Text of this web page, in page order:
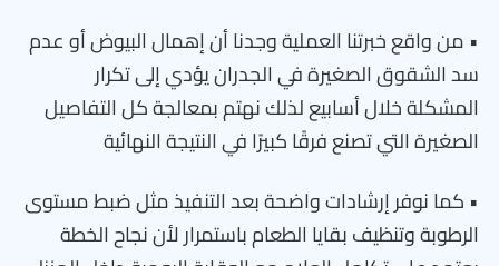
• من واقع خبرتنا العملية وجدنا أن إهمال البيوض أو عدم
سد الشقوق الصغيرة في الجدران يؤدي إلى تكرار
المشكلة خلال أسابيع لذلك نهتم بمعالجة كل التفاصيل
الصغيرة التي تصنع فرقًا كبيرًا في النتيجة النهائية
• كما نوفر إرشادات واضحة بعد التنفيذ مثل ضبط مستوى
الرطوبة وتنظيف بقايا الطعام باستمرار لأن نجاح الخطة